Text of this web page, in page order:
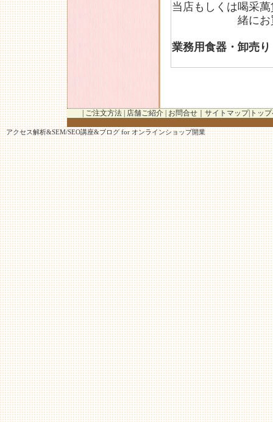
当店もしくは喝采
緒に
業務用食器・卸売
ご注文方法 店舗ご紹介 お問合せ サイトマップ| トッ
アクセス解析&SEM/SEO講座&ブログforオンラインショップ開業